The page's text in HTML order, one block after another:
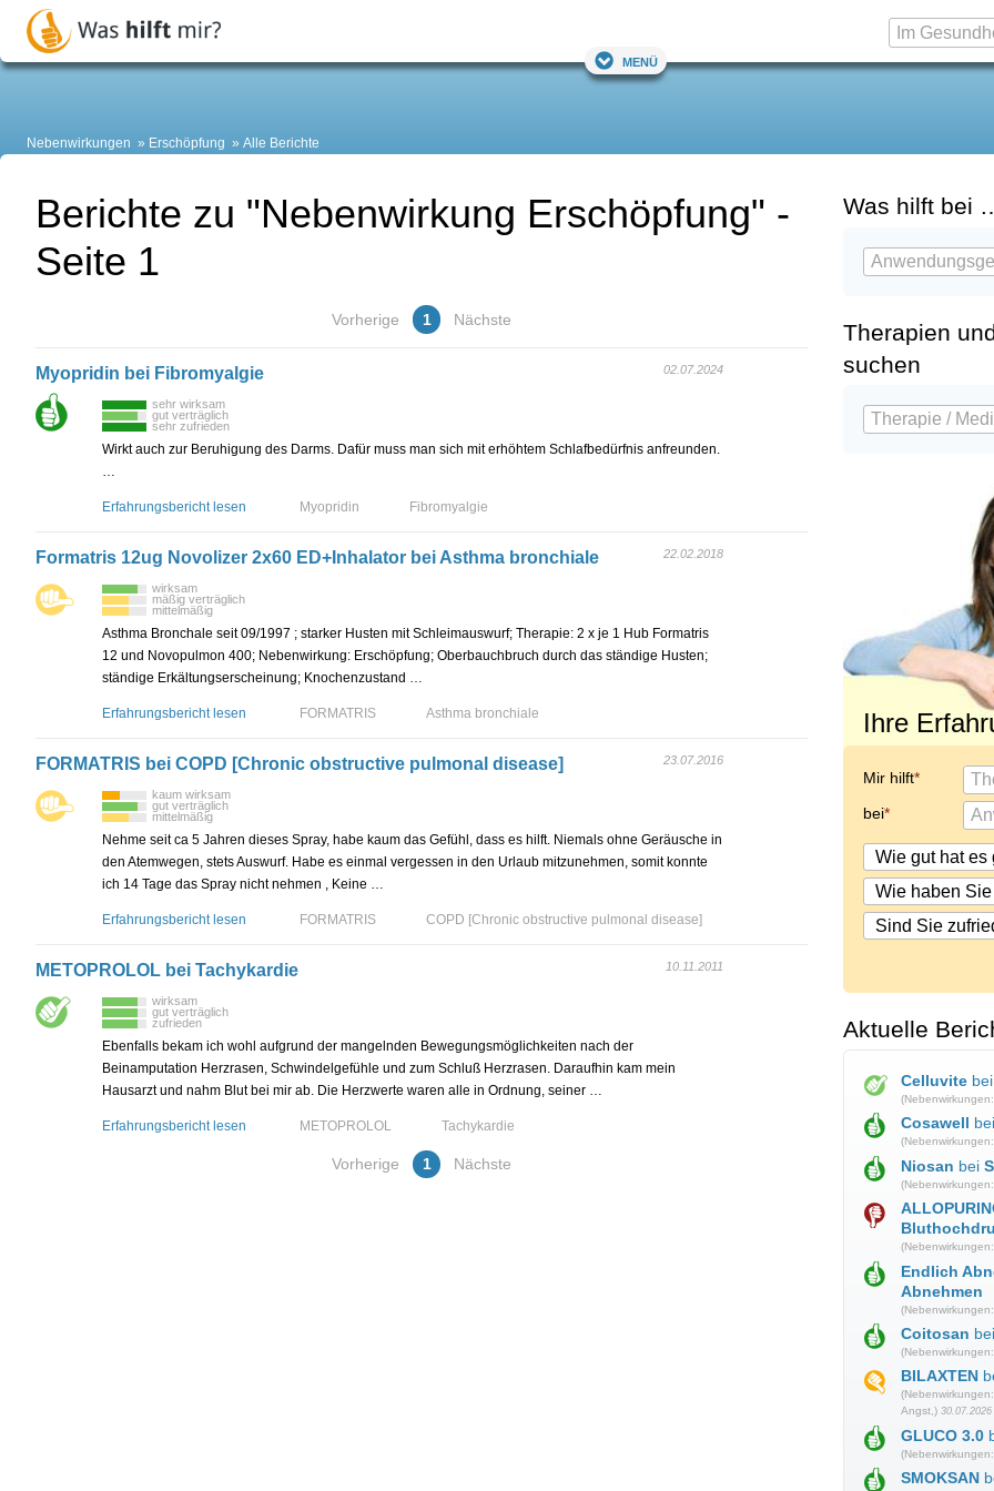
Menü
Nebenwirkungen Erschöpfung Alle Berichte
Berichte zu "Nebenwirkung Erschöpfung" -
Seite 1
Vorherige 1 Nächste
Myopridin bei Fibromyalgie 02.07.2024
sehr wirksam
gut verträglich
sehr zufrieden
Wirkt auch zur Beruhigung des Darms. Dafür muss man sich mit erhöhtem Schlafbedürfnis anfreunden.
…
Erfahrungsbericht lesen Myopridin Fibromyalgie
Formatris 12ug Novolizer 2x60 ED+Inhalator bei Asthma bronchiale 22.02.2018
wirksam
mäßig verträglich
mittelmäßig
Asthma Bronchale seit 09/1997 ; starker Husten mit Schleimauswurf; Therapie: 2 x je 1 Hub Formatris
12 und Novopulmon 400; Nebenwirkung: Erschöpfung; Oberbauchbruch durch das ständige Husten;
ständige Erkältungserscheinung; Knochenzustand …
Erfahrungsbericht lesen FORMATRIS Asthma bronchiale
FORMATRIS bei COPD [Chronic obstructive pulmonal disease] 23.07.2016
kaum wirksam
gut verträglich
mittelmäßig
Nehme seit ca 5 Jahren dieses Spray, habe kaum das Gefühl, dass es hilft. Niemals ohne Geräusche in
den Atemwegen, stets Auswurf. Habe es einmal vergessen in den Urlaub mitzunehmen, somit konnte
ich 14 Tage das Spray nicht nehmen , Keine …
Erfahrungsbericht lesen FORMATRIS COPD [Chronic obstructive pulmonal disease]
METOPROLOL bei Tachykardie 10.11.2011
wirksam
gut verträglich
zufrieden
Ebenfalls bekam ich wohl aufgrund der mangelnden Bewegungsmöglichkeiten nach der
Beinamputation Herzrasen, Schwindelgefühle und zum Schluß Herzrasen. Daraufhin kam mein
Hausarzt und nahm Blut bei mir ab. Die Herzwerte waren alle in Ordnung, seiner …
Erfahrungsbericht lesen METOPROLOL Tachykardie
Vorherige 1 Nächste
Was hilft bei
Therapien
suchen
Ihre
Mir hilft
bei
Aktuelle
Celluvite
Cosawell
Niosan bei
Endlich
Abnehmen
Coitosan
BILAXTEN
Angst,) 30.07.2026
GLUCO 3.0
SMOKSAN